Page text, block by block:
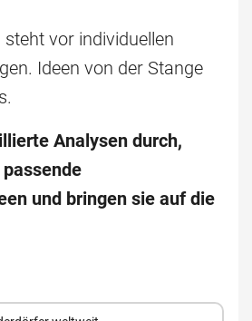
vor individuellen
Ideen von der Stange
Analysen durch,
und bringen sie auf die